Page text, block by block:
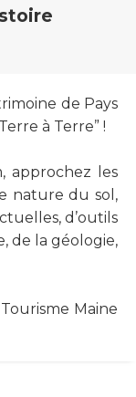
de Pays
à Terre” !
approchez les
nature du sol,
d’outils
de la géologie,
Maine